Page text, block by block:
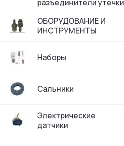
разъединители утечки
ОБОРУДОВАНИЕ И
ИНСТРУМЕНТЫ
Наборы
Сальники
Электрические
датчики